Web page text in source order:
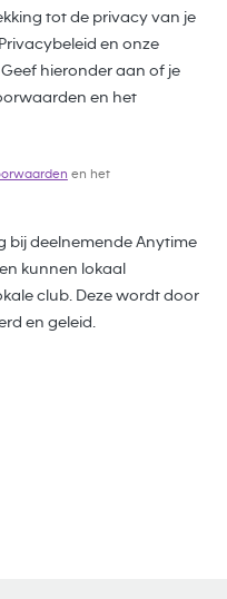
tot de privacy van je
en onze
hieronder aan of je
en het
en het
bij deelnemende Anytime
kunnen lokaal
club. Deze wordt door
en geleid.